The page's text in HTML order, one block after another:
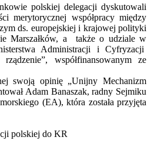
polskiej delegacji dyskutowali
merytorycznej współpracy między
ds. europejskiej i krajowej polityki
Marszałków, a także o udziale w
Administracji i Cyfryzacji
współfinansowanym ze
swoją opinię „Unijny Mechanizm
Adam Banaszak, radny Sejmiku
(EA), która została przyjęta
polskiej do KR